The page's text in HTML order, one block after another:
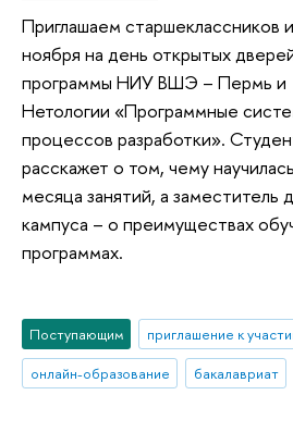
Приглашаем старшеклассников
ноября на день открытых
программы НИУ ВШЭ – Пермь и
Нетологии «Программные
процессов разработки».
расскажет о том, чему
месяца занятий, а заместитель
кампуса – о преимуществах
программах.
Поступающим
приглашение к
онлайн-образование
бакалавриат